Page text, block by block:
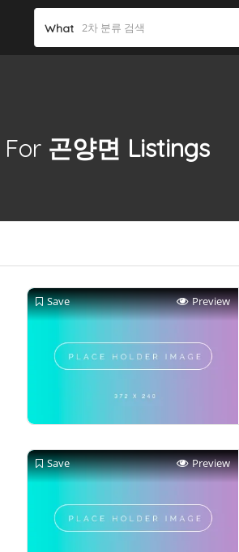
What
곤양면 Listings
Save Preview
Save Preview